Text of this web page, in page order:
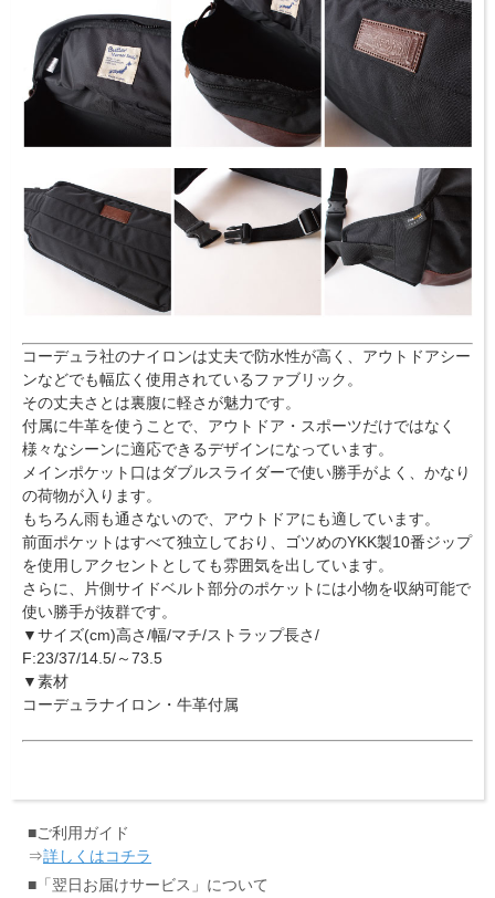
コーデュラ社のナイロンは丈夫で防水性が高く、アウトドアシー
ンなどでも幅広く使用されているファブリック。
その丈夫さとは裏腹に軽さが魅力です。
付属に牛革を使うことで、アウトドア・スポーツだけではなく
様々なシーンに適応できるデザインになっています。
メインポケット口はダブルスライダーで使い勝手がよく、かなり
の荷物が入ります。
もちろん雨も通さないので、アウトドアにも適しています。
前面ポケットはすべて独立しており、ゴツめのYKK製10番ジップ
を使用しアクセントとしても雰囲気を出しています。
さらに、片側サイドベルト部分のポケットには小物を収納可能で
使い勝手が抜群です。
▼サイズ(cm)高さ/幅/マチ/ストラップ長さ/
F:23/37/14.5/～73.5
▼素材
コーデュラナイロン・牛革付属
■ご利用ガイド
⇒詳しくはコチラ
■「翌日お届けサービス」について